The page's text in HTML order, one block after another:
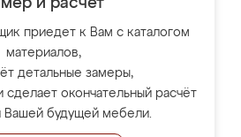
и расчет
приедет к Вам с каталогом
материалов,
детальные замеры,
сделает окончательный расчёт
Вашей будущей мебели.